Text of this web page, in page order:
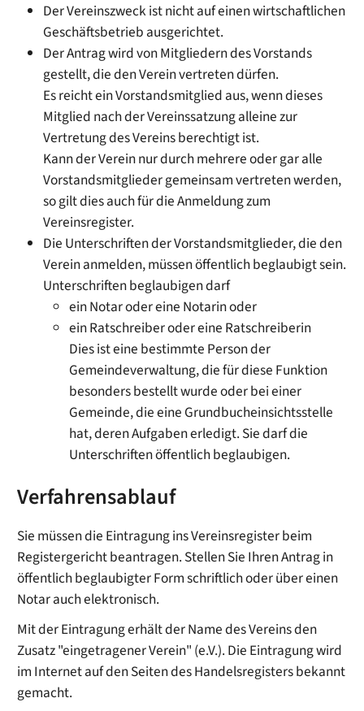
Der Vereinszweck ist nicht auf einen wirtschaftlichen
Geschäftsbetrieb ausgerichtet.
Der Antrag wird von Mitgliedern des Vorstands
gestellt, die den Verein vertreten dürfen.
Es reicht ein Vorstandsmitglied aus, wenn dieses
Mitglied nach der Vereinssatzung alleine zur
Vertretung des Vereins berechtigt ist.
Kann der Verein nur durch mehrere oder gar alle
Vorstandsmitglieder gemeinsam vertreten werden,
so gilt dies auch für die Anmeldung zum
Vereinsregister.
Die Unterschriften der Vorstandsmitglieder, die den
Verein anmelden, müssen öffentlich beglaubigt sein.
Unterschriften beglaubigen darf
ein Notar oder eine Notarin oder
ein Ratschreiber oder eine Ratschreiberin
Dies ist eine bestimmte Person der
Gemeindeverwaltung, die für diese Funktion
besonders bestellt wurde oder bei einer
Gemeinde, die eine Grundbucheinsichtsstelle
hat, deren Aufgaben erledigt. Sie darf die
Unterschriften öffentlich beglaubigen.
Verfahrensablauf
Sie müssen die Eintragung ins Vereinsregister beim
Registergericht beantragen. Stellen Sie Ihren Antrag in
öffentlich beglaubigter Form schriftlich oder über einen
Notar auch elektronisch.
Mit der Eintragung erhält der Name des Vereins den
Zusatz "eingetragener Verein" (e.V.). Die Eintragung wird
im Internet auf den Seiten des Handelsregisters bekannt
gemacht.